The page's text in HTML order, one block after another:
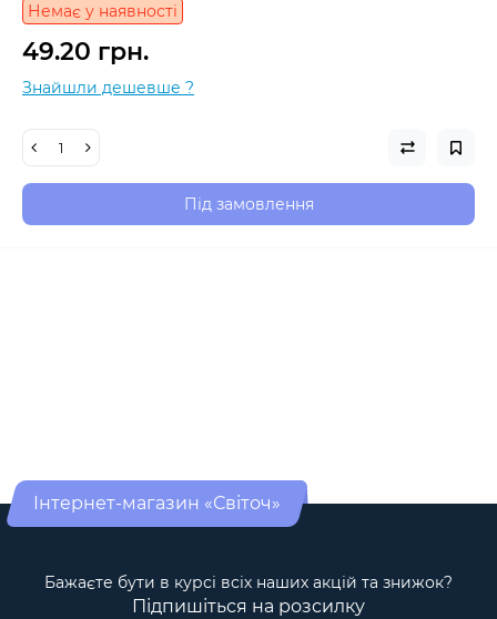
Немає у наявності
49.20 грн.
Знайшли дешевше ?
Під замовлення
Інтернет-магазин «Світоч»
Бажаєте бути в курсі всіх наших акцій та знижок?
Підпишіться на розсилку